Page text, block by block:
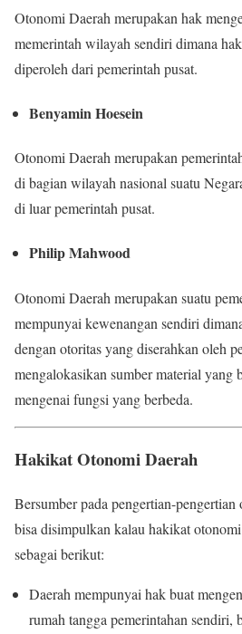
Otonomi Daerah merupakan hak
memerintah wilayah sendiri dimana
diperoleh dari pemerintah pusat.
Benyamin Hoesein
Otonomi Daerah merupakan
di bagian wilayah nasional suatu
di luar pemerintah pusat.
Philip Mahwood
Otonomi Daerah merupakan suatu
mempunyai kewenangan sendiri
dengan otoritas yang diserahkan oleh
mengalokasikan sumber material yang
mengenai fungsi yang berbeda.
Hakikat Otonomi Daerah
Bersumber pada pengertian-
bisa disimpulkan kalau hakikat
sebagai berikut:
Daerah mempunyai hak buat
rumah tangga pemerintahan sendiri,